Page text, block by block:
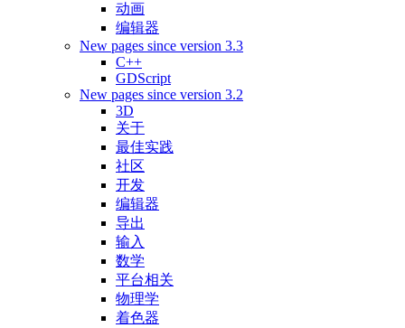
动画
编辑器
New pages since version 3.3
C++
GDScript
New pages since version 3.2
3D
关于
最佳实践
社区
开发
编辑器
导出
输入
数学
平台相关
物理学
着色器